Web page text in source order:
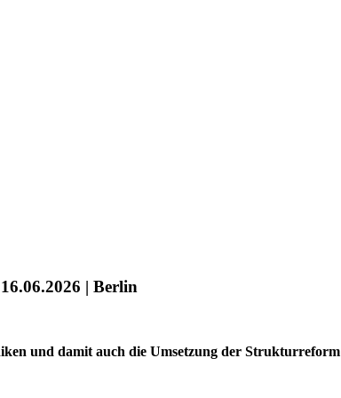
| Berlin
und damit auch die Umsetzung der Strukturreform